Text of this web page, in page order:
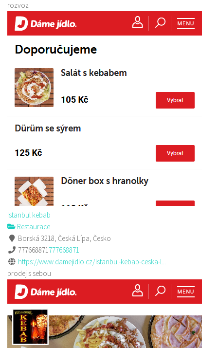
rozvoz
Istanbul kebab
Restaurace
Borská 3218, Česká Lípa, Česko
777668871777668871
https://www.damejidlo.cz/istanbul-kebab-ceska-l...
prodej s sebou